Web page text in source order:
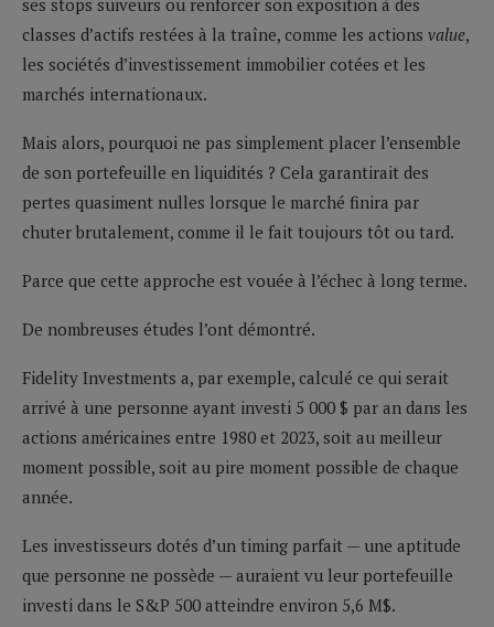
classes d’actifs restées à la traîne, comme les actions value,
les sociétés d’investissement immobilier cotées et les
marchés internationaux.
Mais alors, pourquoi ne pas simplement placer l’ensemble
de son portefeuille en liquidités ? Cela garantirait des
pertes quasiment nulles lorsque le marché finira par
chuter brutalement, comme il le fait toujours tôt ou tard.
Parce que cette approche est vouée à l’échec à long terme.
De nombreuses études l’ont démontré.
Fidelity Investments a, par exemple, calculé ce qui serait
arrivé à une personne ayant investi 5 000 $ par an dans les
actions américaines entre 1980 et 2023, soit au meilleur
moment possible, soit au pire moment possible de chaque
année.
Les investisseurs dotés d’un timing parfait — une aptitude
que personne ne possède — auraient vu leur portefeuille
investi dans le S&P 500 atteindre environ 5,6 M$.